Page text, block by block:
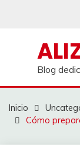
Blog
Inicio
Cómo